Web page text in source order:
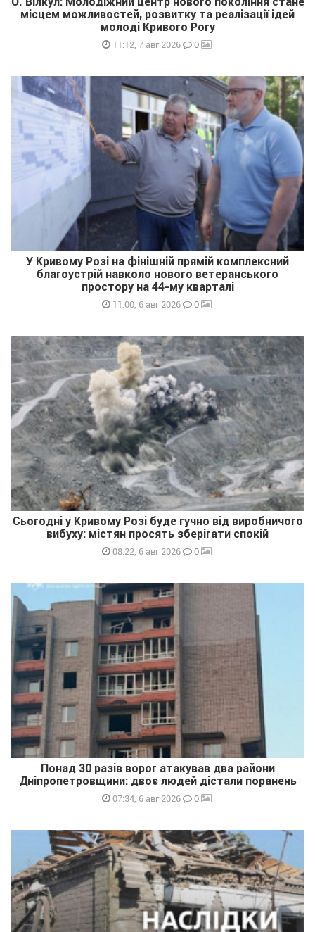
місцем можливостей, розвитку та реалізації ідей
молоді Кривого Рогу
11:12, 7 авг 2026 0
У Кривому Розі на фінішній прямій комплексний
благоустрій навколо нового ветеранського
простору на 44-му кварталі
11:00, 6 авг 2026 0
Сьогодні у Кривому Розі буде гучно від виробничого
вибуху: містян просять зберігати спокій
08:22, 6 авг 2026 0
Понад 30 разів ворог атакував два райони
Дніпропетровщини: двоє людей дістали поранень
07:34, 6 авг 2026 0